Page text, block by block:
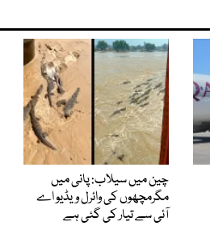
چین میں سیلاب: پانی میں
مگرمچھوں کی وائرل ویڈیو اے
آئی سے تیار کی گئی ہے